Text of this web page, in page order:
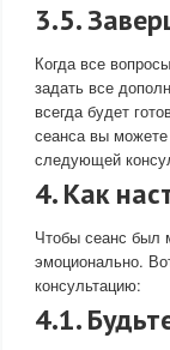
3.5.
Когда все
задать все
всегда будет
сеанса вы
следующей
4. Как
Чтобы сеанс был
эмоционально.
консультацию:
4.1.